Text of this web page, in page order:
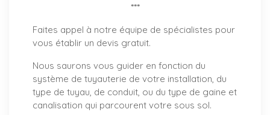
***
Faites appel à notre équipe de spécialistes pour
vous établir un devis gratuit.
Nous saurons vous guider en fonction du
système de tuyauterie de votre installation, du
type de tuyau, de conduit, ou du type de gaine et
canalisation qui parcourent votre sous sol.